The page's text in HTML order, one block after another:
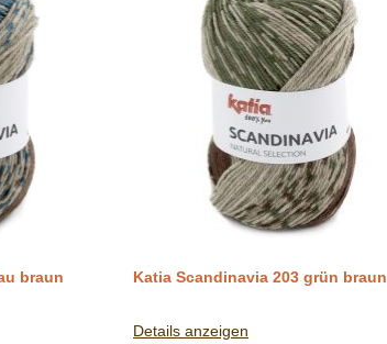
braun Katia Scandinavia 203 grün braun
Details anzeigen